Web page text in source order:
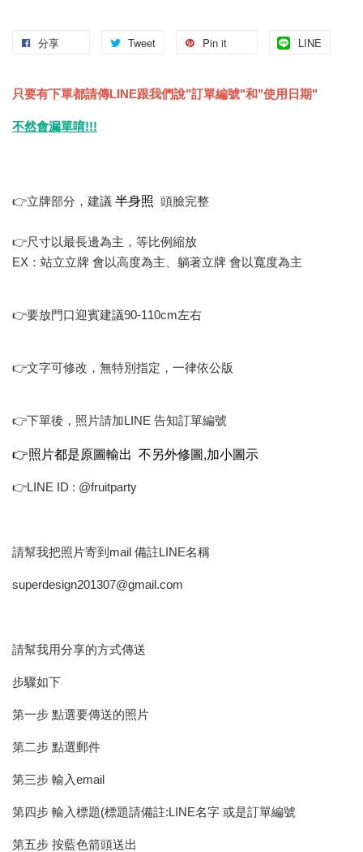
分享 Tweet Pin it LINE
只要有下單都請傳LINE跟我們說"訂單編號"和"使用日期"
不然會漏單唷!!!
👉立牌部分，建議 半身照 頭臉完整
👉尺寸以最長邊為主，等比例縮放
EX：站立立牌 會以高度為主、躺著立牌 會以寬度為主
👉要放門口迎賓建議90-110cm左右
👉文字可修改，無特別指定，一律依公版
👉下單後，照片請加LINE 告知訂單編號
👉照片都是原圖輸出 不另外修圖,加小圖示
👉LINE ID : @fruitparty
請幫我把照片寄到mail 備註LINE名稱
superdesign201307@gmail.com
請幫我用分享的方式傳送
步驟如下
第一步 點選要傳送的照片
第二步 點選郵件
第三步 輸入email
第四步 輸入標題(標題請備註:LINE名字 或是訂單編號
第五步 按藍色箭頭送出